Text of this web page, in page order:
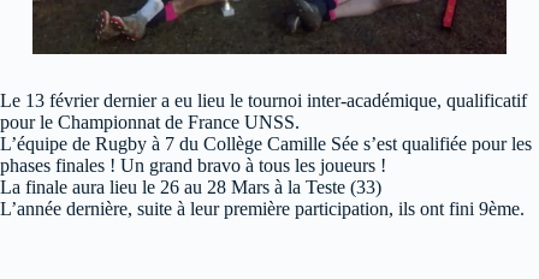
Le 13 février dernier a eu lieu le tournoi inter-académique, qualificatif
pour le Championnat de France UNSS.
L’équipe de Rugby à 7 du Collège Camille Sée s’est qualifiée pour les
phases finales ! Un grand bravo à tous les joueurs !
La finale aura lieu le 26 au 28 Mars à la Teste (33)
L’année dernière, suite à leur première participation, ils ont fini 9ème.